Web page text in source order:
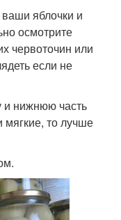
яблочки и
осмотрите
червоточин или
если не
и нижнюю часть
мягкие, то лучше